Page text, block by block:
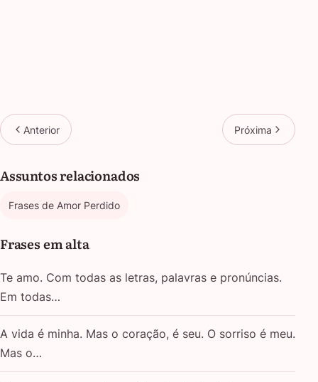
Anterior Próxima
Assuntos relacionados
Frases de Amor Perdido
Frases em alta
Te amo. Com todas as letras, palavras e pronúncias.
Em todas…
A vida é minha. Mas o coração, é seu. O sorriso é meu.
Mas o…